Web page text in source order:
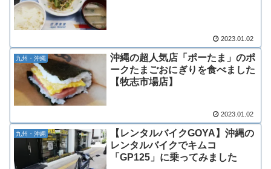
2023.01.02
九州・沖縄
沖縄の超人気店「ポーたま」のポ
ークたまごおにぎりを食べました
【牧志市場店】
2023.01.02
九州・沖縄
【レンタルバイクGOYA】沖縄の
レンタルバイクでキムコ
「GP125」に乗ってみました